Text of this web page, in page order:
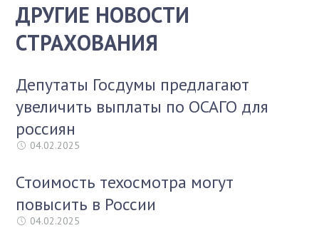
ДРУГИЕ НОВОСТИ
СТРАХОВАНИЯ
Депутаты Госдумы предлагают
увеличить выплаты по ОСАГО для
россиян
04.02.2025
Стоимость техосмотра могут
повысить в России
04.02.2025